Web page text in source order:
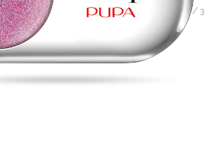
/ 3